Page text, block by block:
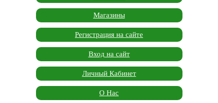
Магазины
Регистрация на сайте
Вход на сайт
Личный Кабинет
О Нас